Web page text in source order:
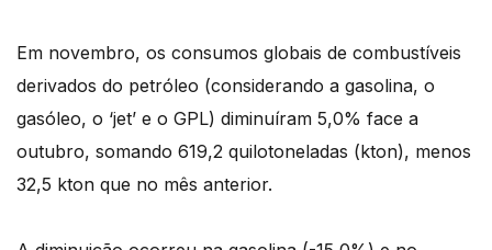
Em novembro, os consumos globais de combustíveis
derivados do petróleo (considerando a gasolina, o
gasóleo, o ‘jet’ e o GPL) diminuíram 5,0% face a
outubro, somando 619,2 quilotoneladas (kton), menos
32,5 kton que no mês anterior.